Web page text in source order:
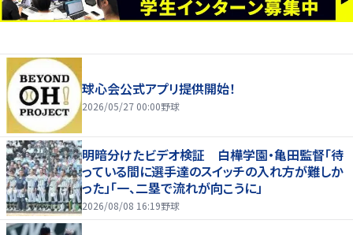
球心会公式アプリ提供開始！
2026/05/27 00:00野球
明暗分けたビデオ検証 白樺学園・亀田監督「待
っている間に選手達のスイッチの入れ方が難しか
った」「一、二塁で流れが向こうに」
2026/08/08 16:19野球